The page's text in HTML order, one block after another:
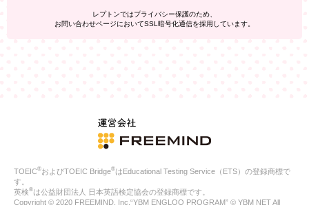
人情報を、本人が特定されないデータに不可逆変換した上で第三
者広告配信事業者においてマッチングを行い、その結果に基づい
ご本人の同意がある場合
法令に基づく場合
人の生命、身体または財産の保護のために必要がある場合であ
公衆衛生の向上または児童の健全な育成の推進のために特に必
合
レプトンではプライバシー保護のため、
お問い合わせページにおいてSSL暗号化通信を採用しています。
TOEIC®およびTOEIC Bridge®はEducational Testing Service（ETS）の登録商標で
す。
英検®は公益財団法人 日本英語検定協会の登録商標です。
Copyright © 2020 FREEMIND, Inc.“YBM ENGLOO PROGRAM” © YBM NET All